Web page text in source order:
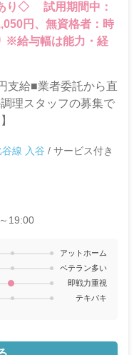
円、無資格者：時
支給■業者委託から直
理スタッフの募集で
線 入谷 / サービス付き
19:00
アットホーム
ベテラン多い
即戦力重視
テキパキ